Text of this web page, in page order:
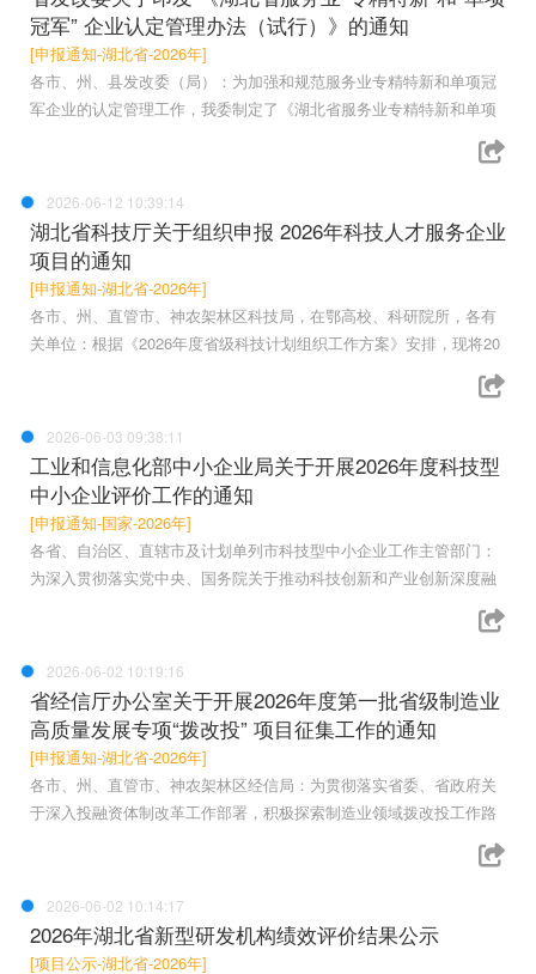
冠军” 企业认定管理办法（试行）》的通知
[申报通知-湖北省-2026年]
各市、州、县发改委（局）：为加强和规范服务业专精特新和单项冠
军企业的认定管理工作，我委制定了《湖北省服务业专精特新和单项
2026-06-12 10:39:14
湖北省科技厅关于组织申报 2026年科技人才服务企业
项目的通知
[申报通知-湖北省-2026年]
各市、州、直管市、神农架林区科技局，在鄂高校、科研院所，各有
关单位：根据《2026年度省级科技计划组织工作方案》安排，现将20
2026-06-03 09:38:11
工业和信息化部中小企业局关于开展2026年度科技型
中小企业评价工作的通知
[申报通知-国家-2026年]
各省、自治区、直辖市及计划单列市科技型中小企业工作主管部门：
为深入贯彻落实党中央、国务院关于推动科技创新和产业创新深度融
2026-06-02 10:19:16
省经信厅办公室关于开展2026年度第一批省级制造业
高质量发展专项“拨改投” 项目征集工作的通知
[申报通知-湖北省-2026年]
各市、州、直管市、神农架林区经信局：为贯彻落实省委、省政府关
于深入投融资体制改革工作部署，积极探索制造业领域拨改投工作路
2026-06-02 10:14:17
2026年湖北省新型研发机构绩效评价结果公示
[项目公示-湖北省-2026年]